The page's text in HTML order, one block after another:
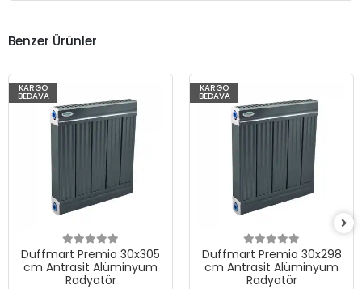
Benzer Ürünler
KARGO
BEDAVA
Duffmart Premio 30x305
cm Antrasit Alüminyum
Radyatör
KARGO
BEDAVA
Duffmart Premio 30x298
cm Antrasit Alüminyum
Radyatör